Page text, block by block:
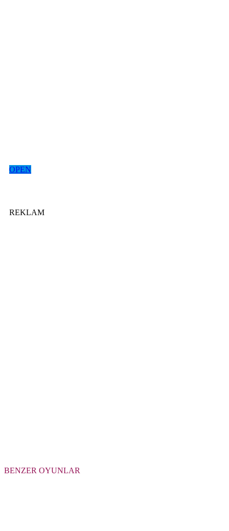
OPEN
REKLAM
BENZER OYUNLAR